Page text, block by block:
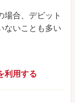
場合、デビット
ないことも多い
利用する